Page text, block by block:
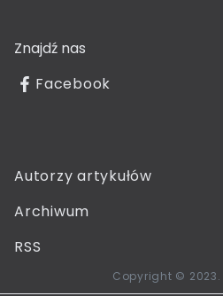
Znajdź nas
Facebook
Autorzy artykułów
Archiwum
RSS
Copyright ©